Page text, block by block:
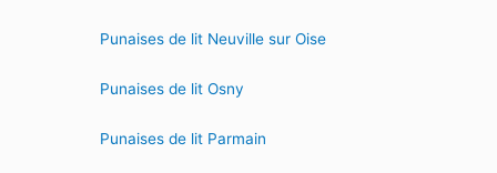
Punaises de lit Neuville sur Oise
Punaises de lit Osny
Punaises de lit Parmain